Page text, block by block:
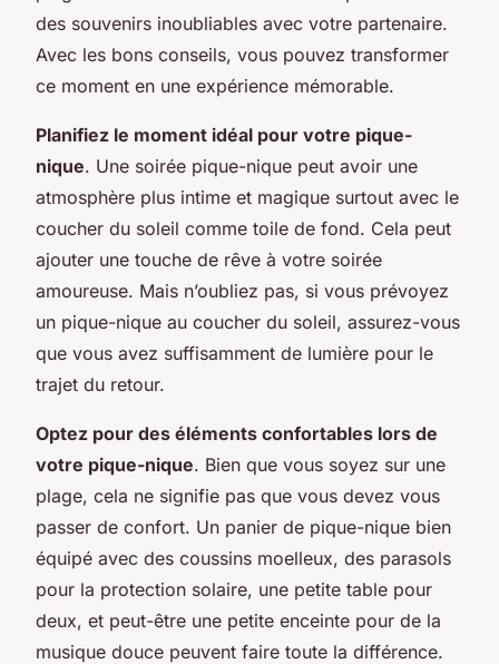
des souvenirs inoubliables avec votre partenaire.
Avec les bons conseils, vous pouvez transformer
ce moment en une expérience mémorable.
Planifiez le moment idéal pour votre pique-
nique. Une soirée pique-nique peut avoir une
atmosphère plus intime et magique surtout avec le
coucher du soleil comme toile de fond. Cela peut
ajouter une touche de rêve à votre soirée
amoureuse. Mais n’oubliez pas, si vous prévoyez
un pique-nique au coucher du soleil, assurez-vous
que vous avez suffisamment de lumière pour le
trajet du retour.
Optez pour des éléments confortables lors de
votre pique-nique. Bien que vous soyez sur une
plage, cela ne signifie pas que vous devez vous
passer de confort. Un panier de pique-nique bien
équipé avec des coussins moelleux, des parasols
pour la protection solaire, une petite table pour
deux, et peut-être une petite enceinte pour de la
musique douce peuvent faire toute la différence.